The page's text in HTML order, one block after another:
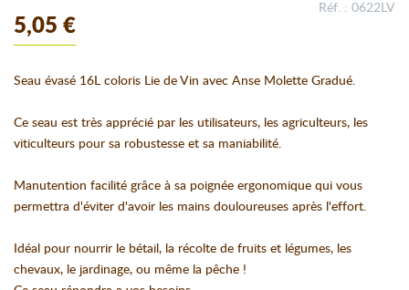
5,05 €
Réf. : 0622LV
Seau évasé 16L coloris Lie de Vin avec Anse Molette Gradué.
Ce seau est très apprécié par les utilisateurs, les agriculteurs, les
viticulteurs pour sa robustesse et sa maniabilité.
Manutention facilité grâce à sa poignée ergonomique qui vous
permettra d'éviter d'avoir les mains douloureuses après l'effort.
Idéal pour nourrir le bétail, la récolte de fruits et légumes, les
chevaux, le jardinage, ou même la pêche !